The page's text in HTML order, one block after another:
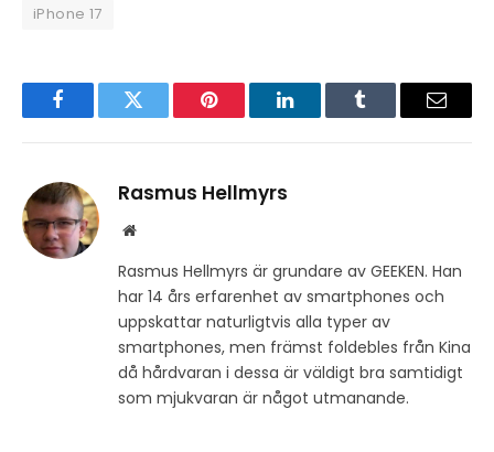
iPhone 17
FacebookTwitter Pinterest LinkedInTumblr Email
Rasmus Hellmyrs
Website
Rasmus Hellmyrs är grundare av GEEKEN. Han
har 14 års erfarenhet av smartphones och
uppskattar naturligtvis alla typer av
smartphones, men främst foldebles från Kina
då hårdvaran i dessa är väldigt bra samtidigt
som mjukvaran är något utmanande.